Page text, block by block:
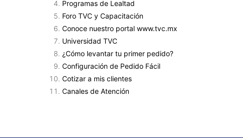
Programas de Lealtad
Foro TVC y Capacitación
Conoce nuestro portal www.tvc.mx
Universidad TVC
¿Cómo levantar tu primer pedido?
Configuración de Pedido Fácil
Cotizar a mis clientes
Canales de Atención